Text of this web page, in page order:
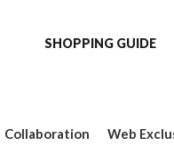
SHOPPING GUIDE
Collaboration Web